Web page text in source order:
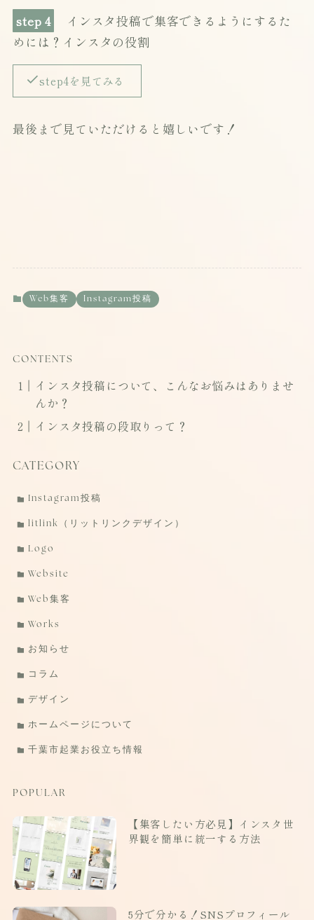
step 4
インスタ投稿で集客できるようにするた
めには？インスタの役割
step4を見てみる
最後まで見ていただけると嬉しいです！
Web集客 Instagram投稿
CONTENTS
インスタ投稿について、こんなお悩みはありませ
んか？
インスタ投稿の段取りって？
CATEGORY
Instagram投稿
litlink（リットリンクデザイン）
Logo
Website
Web集客
Works
お知らせ
コラム
デザイン
ホームページについて
千葉市起業お役立ち情報
POPULAR
【集客したい方必見】インスタ世
界観を簡単に統一する方法
5分で分かる！SNSプロフィール